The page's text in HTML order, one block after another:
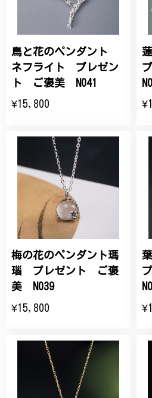
鳥と花のペンダント
ネフライト プレゼン
ト ご褒美 N041
¥15,800
梅の花のペンダント瑪
瑙 プレゼント ご褒
美 N039
¥15,800